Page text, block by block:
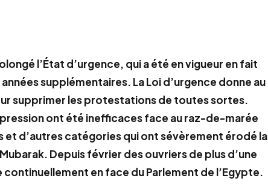
l’État d’urgence, qui a été en vigueur en fait
supplémentaires. La Loi d’urgence donne au
supprimer les protestations de toutes sortes.
ont été inefficaces face au raz-de-marée
d’autres catégories qui ont sévèrement érodé la
Depuis février des ouvriers de plus d’une
en face du Parlement de l’Egypte.